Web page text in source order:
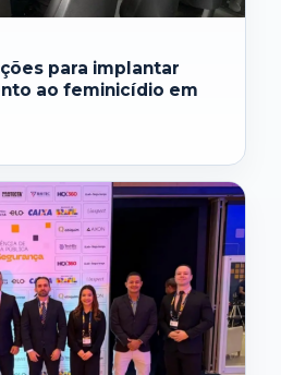
para implantar
ao feminicídio em